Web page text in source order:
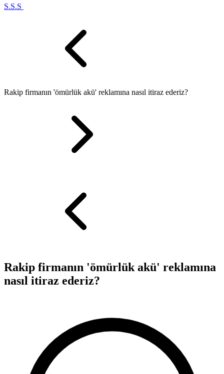
S.S.S
Rakip firmanın 'ömürlük akü' reklamına nasıl itiraz ederiz?
Rakip firmanın 'ömürlük akü' reklamına
nasıl itiraz ederiz?